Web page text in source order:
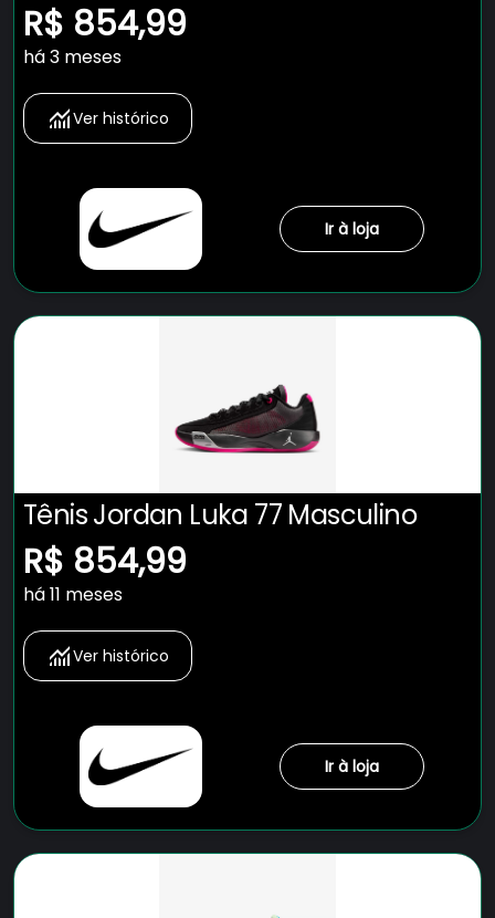
R$ 854,99
há 3 meses
Ver histórico
Ir à loja
Tênis Jordan Luka 77 Masculino
R$ 854,99
há 11 meses
Ver histórico
Ir à loja